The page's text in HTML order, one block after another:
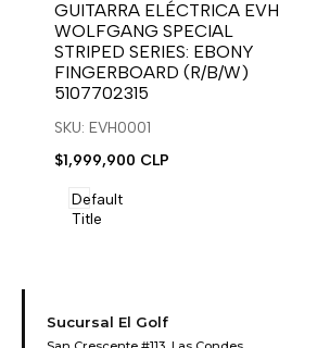
para
usar
la
lista
de
deseos.
para
usar
Compare
GUITARRA ELÉCTRICA EVH
WOLFGANG SPECIAL
STRIPED SERIES: EBONY
FINGERBOARD (R/B/W)
5107702315
SKU: EVH0001
Precio
venta
$1,999,900 CLP
Default
Title
Sucursal El Golf